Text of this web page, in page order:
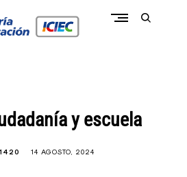
open
y escuela
14 AGOSTO, 2024